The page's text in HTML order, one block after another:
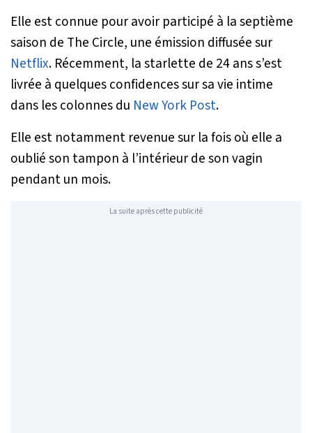
Elle est connue pour avoir participé à la septième
saison de The Circle, une émission diffusée sur
Netflix. Récemment, la starlette de 24 ans s’est
livrée à quelques confidences sur sa vie intime
dans les colonnes du New York Post.
Elle est notamment revenue sur la fois où elle a
oublié son tampon à l’intérieur de son vagin
pendant un mois.
La suite après cette publicité